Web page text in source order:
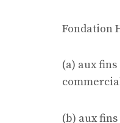
Fondation
(a) aux
(b) aux